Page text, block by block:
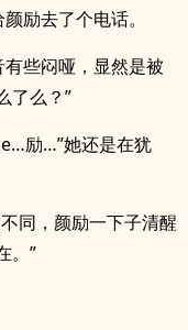
励去了个电话。
些闷哑，显然是被
了么？”
励…”她还是在犹
同，颜励一下子清醒
。”